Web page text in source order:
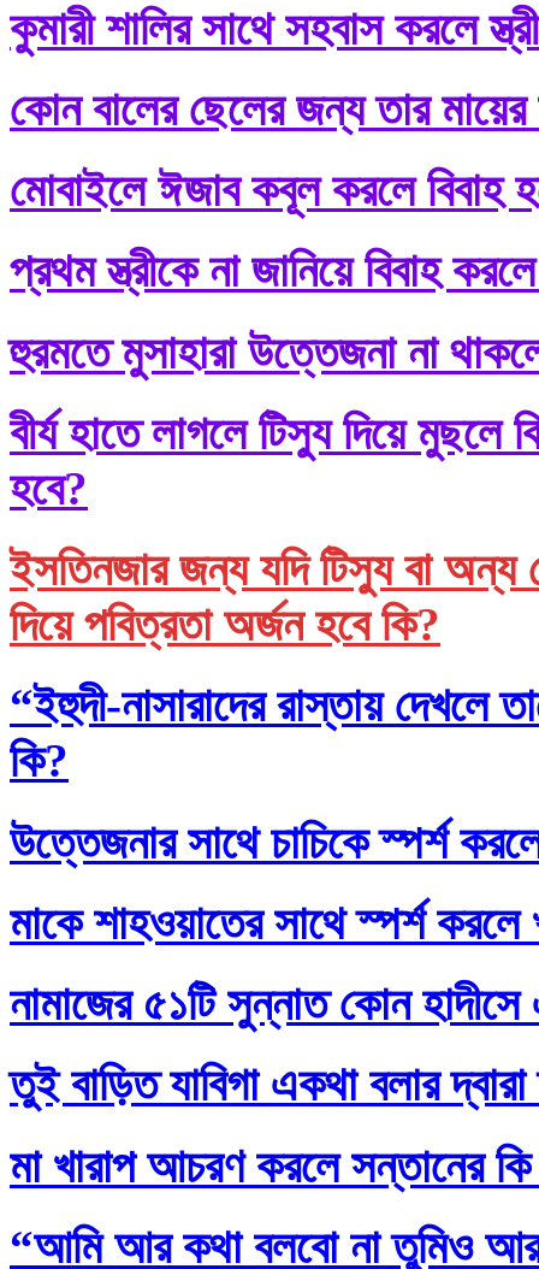
কুমারী শালির সাথে সহবাস করলে
কোন বালের ছেলের জন্য তার মায়ের
মোবাইলে ঈজাব কবূল করলে বিবাহ
প্রথম স্ত্রীকে না জানিয়ে বিবাহ
হুরমতে মুসাহারা উত্তেজনা না
বীর্য হাতে লাগলে টিস্যু দিয়ে
হবে?
ইসতিনজার জন্য যদি টিস্যু বা অন্য
দিয়ে পবিত্রতা অর্জন হবে কি?
“ইহুদী-নাসারাদের রাস্তায় দেখলে
কি?
উত্তেজনার সাথে চাচিকে স্পর্শ
মাকে শাহওয়াতের সাথে স্পর্শ করলে
নামাজের ৫১টি সুন্নাত কোন হাদীসে
তুই বাড়িত যাবিগা একথা বলার
মা খারাপ আচরণ করলে সন্তানের
“আমি আর কথা বলবো না তুমিও আর